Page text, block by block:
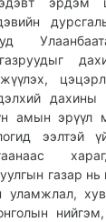
дахины
амын эрүүл
ээлтэй
газар нь
уламжлал,
нийгэм,